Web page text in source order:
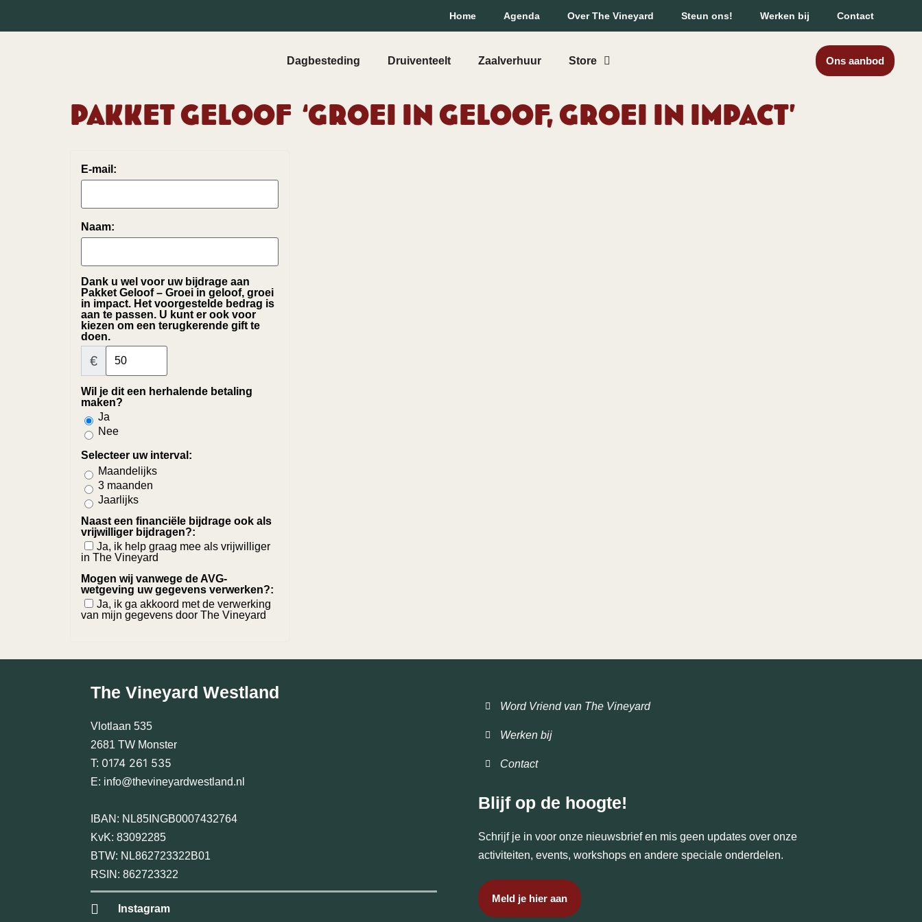
Home Agenda Over The Vineyard Steun ons! Werken bij Contact
Dagbesteding Druiventeelt Zaalverhuur Store Ons aanbod
Pakket Geloof ‘Groei in geloof, groei in impact’
E-mail:
Naam:
Dank u wel voor uw bijdrage aan
Pakket Geloof – Groei in geloof, groei
in impact. Het voorgestelde bedrag is
aan te passen. U kunt er ook voor
kiezen om een terugkerende gift te
doen.
€
Wil je dit een herhalende betaling
maken?
Ja
Nee
Selecteer uw interval:
Maandelijks
3 maanden
Jaarlijks
Naast een financiële bijdrage ook als
vrijwilliger bijdragen?:
Ja, ik help graag mee als vrijwilliger
in The Vineyard
Mogen wij vanwege de AVG-
wetgeving uw gegevens verwerken?:
Ja, ik ga akkoord met de verwerking
van mijn gegevens door The Vineyard
The Vineyard Westland
Vlotlaan 535
2681 TW Monster
T: 0174 261 535
E: info@thevineyardwestland.nl
IBAN: NL85INGB0007432764
KvK: 83092285
BTW: NL862723322B01
RSIN: 862723322
Instagram
Word Vriend van The Vineyard
Werken bij
Contact
Blijf op de hoogte!
Schrijf je in voor onze nieuwsbrief en mis geen updates over onze
activiteiten, events, workshops en andere speciale onderdelen.
Meld je hier aan